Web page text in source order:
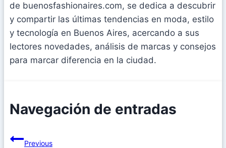
de buenosfashionaires.com, se dedica a descubrir
y compartir las últimas tendencias en moda, estilo
y tecnología en Buenos Aires, acercando a sus
lectores novedades, análisis de marcas y consejos
para marcar diferencia en la ciudad.
Navegación de entradas
Previous